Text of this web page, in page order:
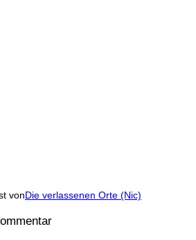
vonDie verlassenen Orte (Nic)